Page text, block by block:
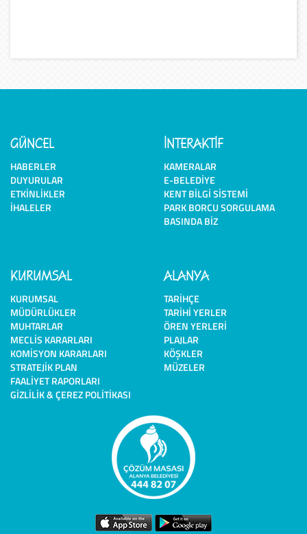
GÜNCEL
HABERLER
DUYURULAR
ETKINLIKLER
İHALELER
İNTERAKTİF
KAMERALAR
E-BELEDIYE
KENT BILGI SISTEMI
PARK BORCU SORGULAMA
BASINDA BIZ
KURUMSAL
KURUMSAL
MÜDÜRLÜKLER
MUHTARLAR
MECLIS KARARLARI
KOMISYON KARARLARI
STRATEJIK PLAN
FAALIYET RAPORLARI
GIZLILIK & ÇEREZ POLITIKASI
ALANYA
TARIHÇE
TARIHI YERLER
ÖREN YERLERI
PLAJLAR
KÖŞKLER
MÜZELER